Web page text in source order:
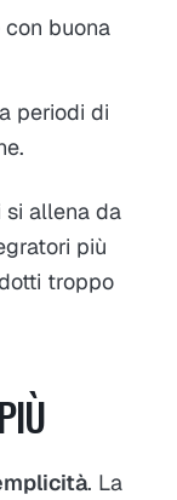
buona
periodi di
si allena da
più
troppo
. La